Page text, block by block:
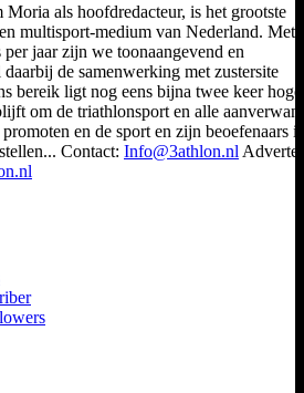
als hoofdredacteur, is het grootste
multisport-medium van Nederland. Met
jaar zijn we toonaangevend en
de samenwerking met zustersite
bereik ligt nog eens bijna twee keer
om de triathlonsport en alle
en de sport en zijn beoefenaars
Contact: Info@3athlon.nl